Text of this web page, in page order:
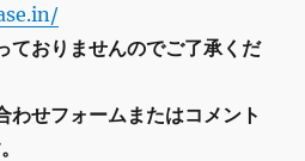
ておりませんのでご了承くだ
わせフォームまたはコメント